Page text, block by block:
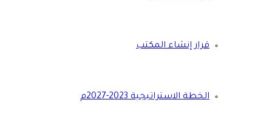
قرار إنشاء المكتب
الخطة الاستراتيجية 2023-2027م